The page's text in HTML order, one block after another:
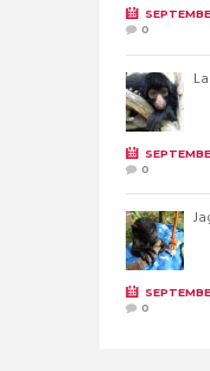
0
0
0